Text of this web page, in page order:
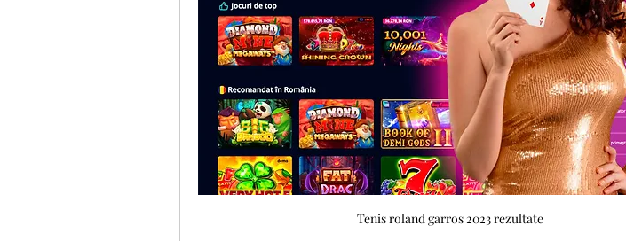
Tenis roland garros 2023 rezultate